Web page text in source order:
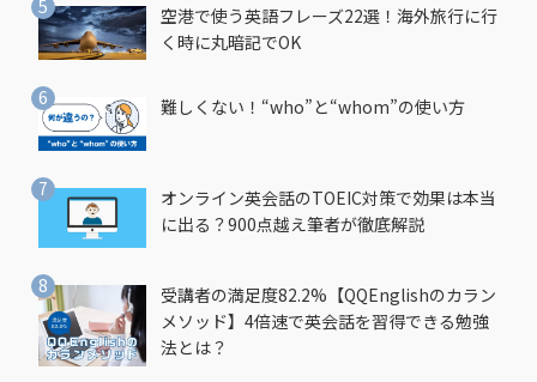
空港で使う英語フレーズ22選！海外旅行に行
く時に丸暗記でOK
難しくない！“who”と“whom”の使い方
オンライン英会話のTOEIC対策で効果は本当
に出る？900点越え筆者が徹底解説
受講者の満足度82.2%【QQEnglishのカラン
メソッド】4倍速で英会話を習得できる勉強
法とは？